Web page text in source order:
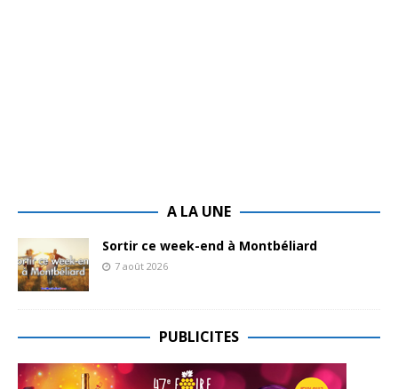
A LA UNE
Sortir ce week-end à Montbéliard
7 août 2026
PUBLICITES